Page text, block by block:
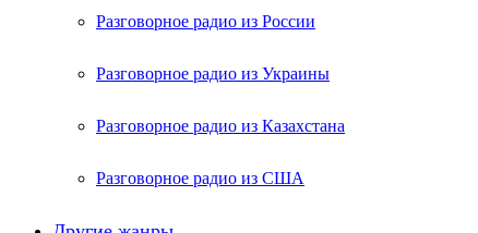
Разговорное радио из России
Разговорное радио из Украины
Разговорное радио из Казахстана
Разговорное радио из США